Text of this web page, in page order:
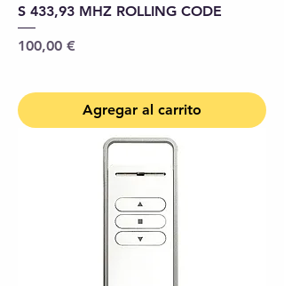
S 433,93 MHZ ROLLING CODE
Precio
100,00 €
Agregar al carrito